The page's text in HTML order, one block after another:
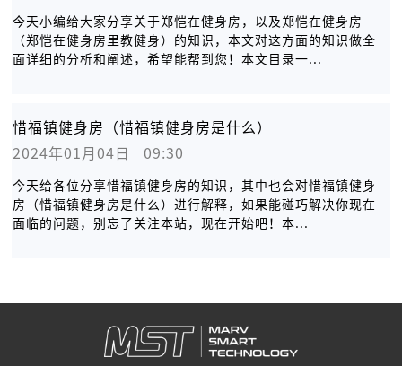
今天小编给大家分享关于郑恺在健身房，以及郑恺在健身房
（郑恺在健身房里教健身）的知识，本文对这方面的知识做全
面详细的分析和阐述，希望能帮到您！本文目录一...
惜福镇健身房（惜福镇健身房是什么）
2024年01月04日   09:30
今天给各位分享惜福镇健身房的知识，其中也会对惜福镇健身
房（惜福镇健身房是什么）进行解释，如果能碰巧解决你现在
面临的问题，别忘了关注本站，现在开始吧！本...